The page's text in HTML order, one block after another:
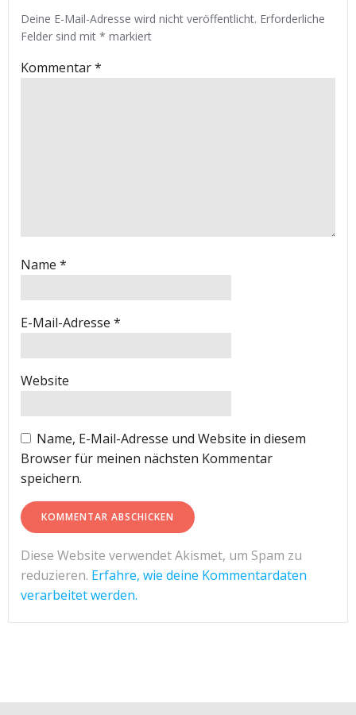
Deine E-Mail-Adresse wird nicht veröffentlicht. Erforderliche
Felder sind mit * markiert
Kommentar*
Name *
E-Mail-Adresse *
Website
Name, E-Mail-Adresse und Website in diesem
Browser für meinen nächsten Kommentar
speichern.
Diese Website verwendet Akismet, um Spam zu
reduzieren. Erfahre, wie deine Kommentardaten
verarbeitet werden.